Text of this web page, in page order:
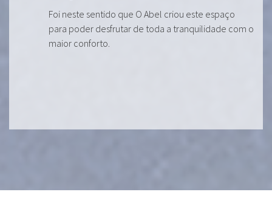
Foi neste sentido que O Abel criou este espaço
para poder desfrutar de toda a tranquilidade com o
maior conforto.